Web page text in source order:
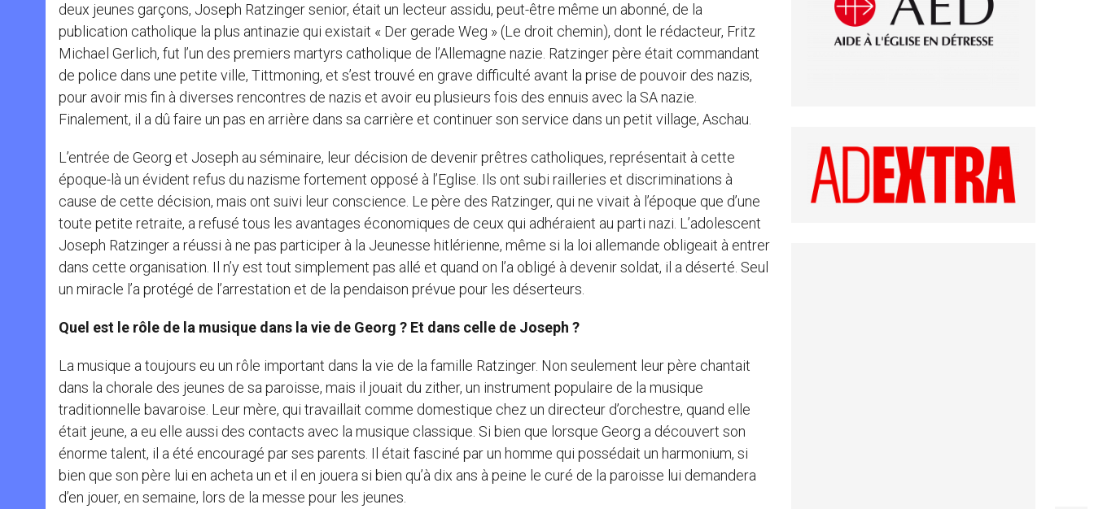
deux jeunes garçons, Joseph Ratzinger senior, était un lecteur assidu, peut-être même un abonné, de la
publication catholique la plus antinazie qui existait « Der gerade Weg » (Le droit chemin), dont le rédacteur, Fritz
Michael Gerlich, fut l’un des premiers martyrs catholique de l’Allemagne nazie. Ratzinger père était commandant
de police dans une petite ville, Tittmoning, et s’est trouvé en grave difficulté avant la prise de pouvoir des nazis,
pour avoir mis fin à diverses rencontres de nazis et avoir eu plusieurs fois des ennuis avec la SA nazie.
Finalement, il a dû faire un pas en arrière dans sa carrière et continuer son service dans un petit village, Aschau.
L’entrée de Georg et Joseph au séminaire, leur décision de devenir prêtres catholiques, représentait à cette
époque-là un évident refus du nazisme fortement opposé à l’Eglise. Ils ont subi railleries et discriminations à
cause de cette décision, mais ont suivi leur conscience. Le père des Ratzinger, qui ne vivait à l’époque que d’une
toute petite retraite, a refusé tous les avantages économiques de ceux qui adhéraient au parti nazi. L’adolescent
Joseph Ratzinger a réussi à ne pas participer à la Jeunesse hitlérienne, même si la loi allemande obligeait à entrer
dans cette organisation. Il n’y est tout simplement pas allé et quand on l’a obligé à devenir soldat, il a déserté. Seul
un miracle l’a protégé de l’arrestation et de la pendaison prévue pour les déserteurs.
Quel est le rôle de la musique dans la vie de Georg ? Et dans celle de Joseph ?
La musique a toujours eu un rôle important dans la vie de la famille Ratzinger. Non seulement leur père chantait
dans la chorale des jeunes de sa paroisse, mais il jouait du zither, un instrument populaire de la musique
traditionnelle bavaroise. Leur mère, qui travaillait comme domestique chez un directeur d’orchestre, quand elle
était jeune, a eu elle aussi des contacts avec la musique classique. Si bien que lorsque Georg a découvert son
énorme talent, il a été encouragé par ses parents. Il était fasciné par un homme qui possédait un harmonium, si
bien que son père lui en acheta un et il en jouera si bien qu’à dix ans à peine le curé de la paroisse lui demandera
d’en jouer, en semaine, lors de la messe pour les jeunes.